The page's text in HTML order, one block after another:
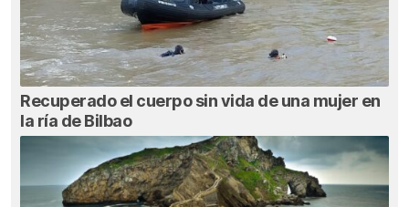
Recuperado el cuerpo sin vida de una mujer en
la ría de Bilbao